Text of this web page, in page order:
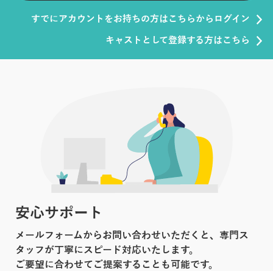
すでにアカウントをお持ちの方はこちらからログイン
キャストとして登録する方はこちら
安心サポート
メールフォームからお問い合わせいただくと、専門ス
タッフが丁寧にスピード対応いたします。
ご要望に合わせてご提案することも可能です。